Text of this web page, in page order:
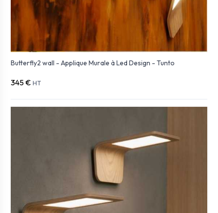
Butterfly2 wall - Applique Murale à Led Design - Tunto
345 € HT